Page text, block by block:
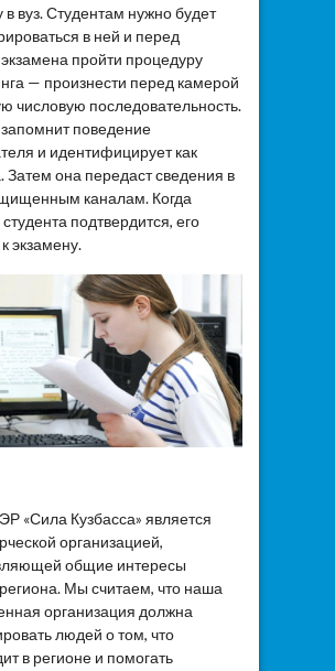
в вуз. Студентам нужно будет
в ней и перед
пройти процедуру
— произнести перед камерой
числовую последовательность.
поведение
и идентифицирует как
Затем она передаст сведения в
каналам. Когда
подтвердится, его
экзамену.
«Сила Кузбасса» является
организацией,
общие интересы
Мы считаем, что наша
организация должна
людей о том, что
в регионе и помогать